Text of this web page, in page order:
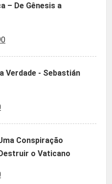
– De Gênesis a
O
é:
Verdade - Sebastián
O
é:
R$ 9,90.
Conspiração
o Vaticano
O